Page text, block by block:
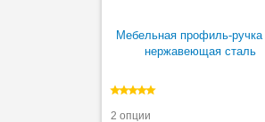
Мебельная профиль-ручка
нержавеющая сталь
2 опции